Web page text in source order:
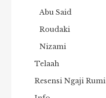
Abu Said
Roudaki
Nizami
Telaah
Resensi Ngaji Rumi